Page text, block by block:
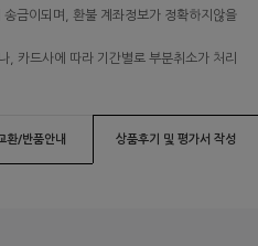
금이되며, 환불 계좌정보가 정확하지않을
, 카드사에 따라 기간별로 부분취소가 처리
환/반품안내 상품후기 및 평가서 작성